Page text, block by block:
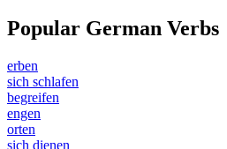
Popular German Verbs
erben
sich schlafen
begreifen
engen
orten
sich dienen